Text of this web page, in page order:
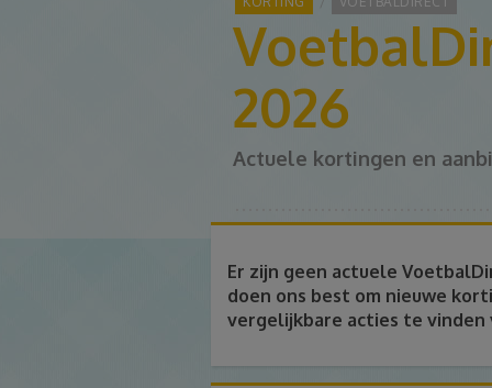
2026
Actuele kortingen en
Er zijn geen actuele
doen ons best om nieuwe
vergelijkbare acties te vinden